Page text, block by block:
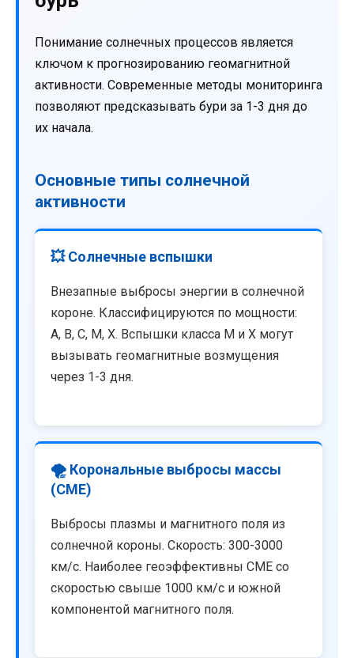
Понимание солнечных процессов является
ключом к прогнозированию геомагнитной
активности. Современные методы мониторинга
позволяют предсказывать бури за 1-3 дня до
их начала.
Основные типы солнечной
активности
💥 Солнечные вспышки
Внезапные выбросы энергии в солнечной
короне. Классифицируются по мощности:
A, B, C, M, X. Вспышки класса M и X могут
вызывать геомагнитные возмущения
через 1-3 дня.
🌪️ Корональные выбросы массы
(CME)
Выбросы плазмы и магнитного поля из
солнечной короны. Скорость: 300-3000
км/с. Наиболее геоэффективны CME со
скоростью свыше 1000 км/с и южной
компонентой магнитного поля.